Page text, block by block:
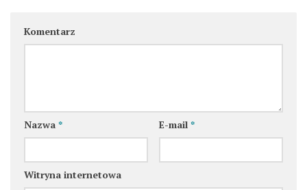
Komentarz
Nazwa * E-mail *
Witryna internetowa